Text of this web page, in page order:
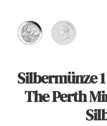
Silbermünze
The Perth